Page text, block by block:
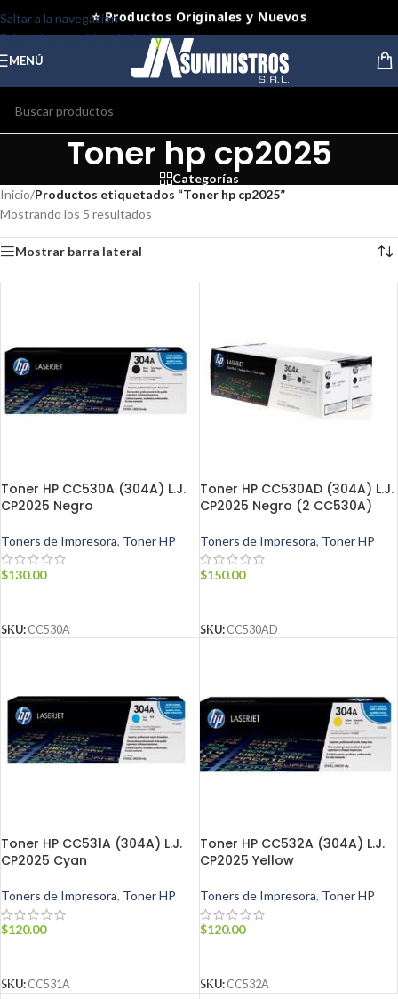
Saltar a la navegación
Saltar al contenido principal
⭐ Productos Originales y Nuevos
MENÚ
Toner hp cp2025
Categorías
Inicio/Productos etiquetados “Toner hp cp2025”
Mostrando los 5 resultados
Mostrar barra lateral
Toner HP CC530A (304A) L.J.
CP2025 Negro
Toners de Impresora, Toner HP
$130.00
SKU: CC530A
Toner HP CC530AD (304A) L.J.
CP2025 Negro (2 CC530A)
Toners de Impresora, Toner HP
$150.00
SKU: CC530AD
Toner HP CC531A (304A) L.J.
CP2025 Cyan
Toners de Impresora, Toner HP
$120.00
SKU: CC531A
Toner HP CC532A (304A) L.J.
CP2025 Yellow
Toners de Impresora, Toner HP
$120.00
SKU: CC532A